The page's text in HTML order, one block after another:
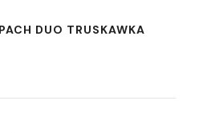
DUO TRUSKAWKA